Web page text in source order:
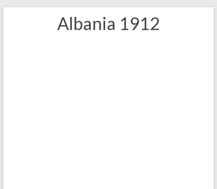
Albania 1912